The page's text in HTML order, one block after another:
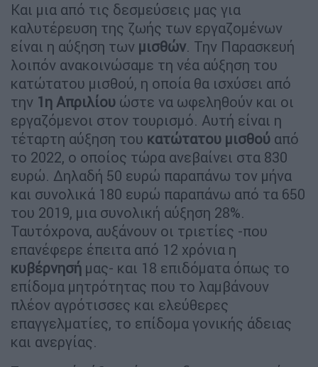
Και μια από τις δεσμεύσεις μας για
καλυτέρευση της ζωής των εργαζομένων
είναι η αύξηση των μισθών. Την Παρασκευή
λοιπόν ανακοινώσαμε τη νέα αύξηση του
κατώτατου μισθού, η οποία θα ισχύσει από
την 1η Απριλίου ώστε να ωφεληθούν και οι
εργαζόμενοι στον τουρισμό. Αυτή είναι η
τέταρτη αύξηση του κατώτατου μισθού από
το 2022, ο οποίος τώρα ανεβαίνει στα 830
ευρώ. Δηλαδή 50 ευρώ παραπάνω τον μήνα
και συνολικά 180 ευρώ παραπάνω από τα 650
του 2019, μια συνολική αύξηση 28%.
Ταυτόχρονα, αυξάνουν οι τριετίες -που
επανέφερε έπειτα από 12 χρόνια η
κυβέρνησή μας- και 18 επιδόματα όπως το
επίδομα μητρότητας που το λαμβάνουν
πλέον αγρότισσες και ελεύθερες
επαγγελματίες, το επίδομα γονικής άδειας
και ανεργίας.